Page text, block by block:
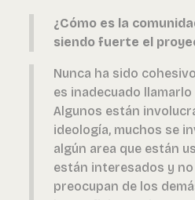
¿Cómo es la
siendo fuerte el
Nunca ha sido
es inadecuado
Algunos están
ideología, muchos se
algún area que están
están interesados y
preocupan de los